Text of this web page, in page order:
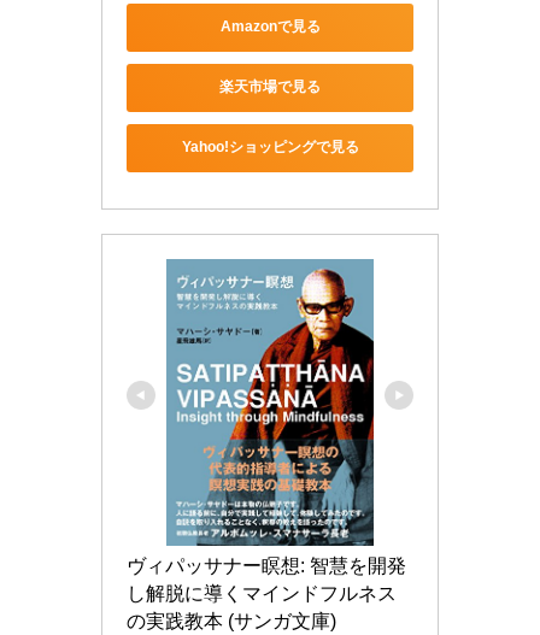
Amazonで見る
楽天市場で見る
Yahoo!ショッピングで見る
ヴィパッサナー瞑想: 智慧を開発
し解脱に導くマインドフルネス
の実践教本 (サンガ文庫)